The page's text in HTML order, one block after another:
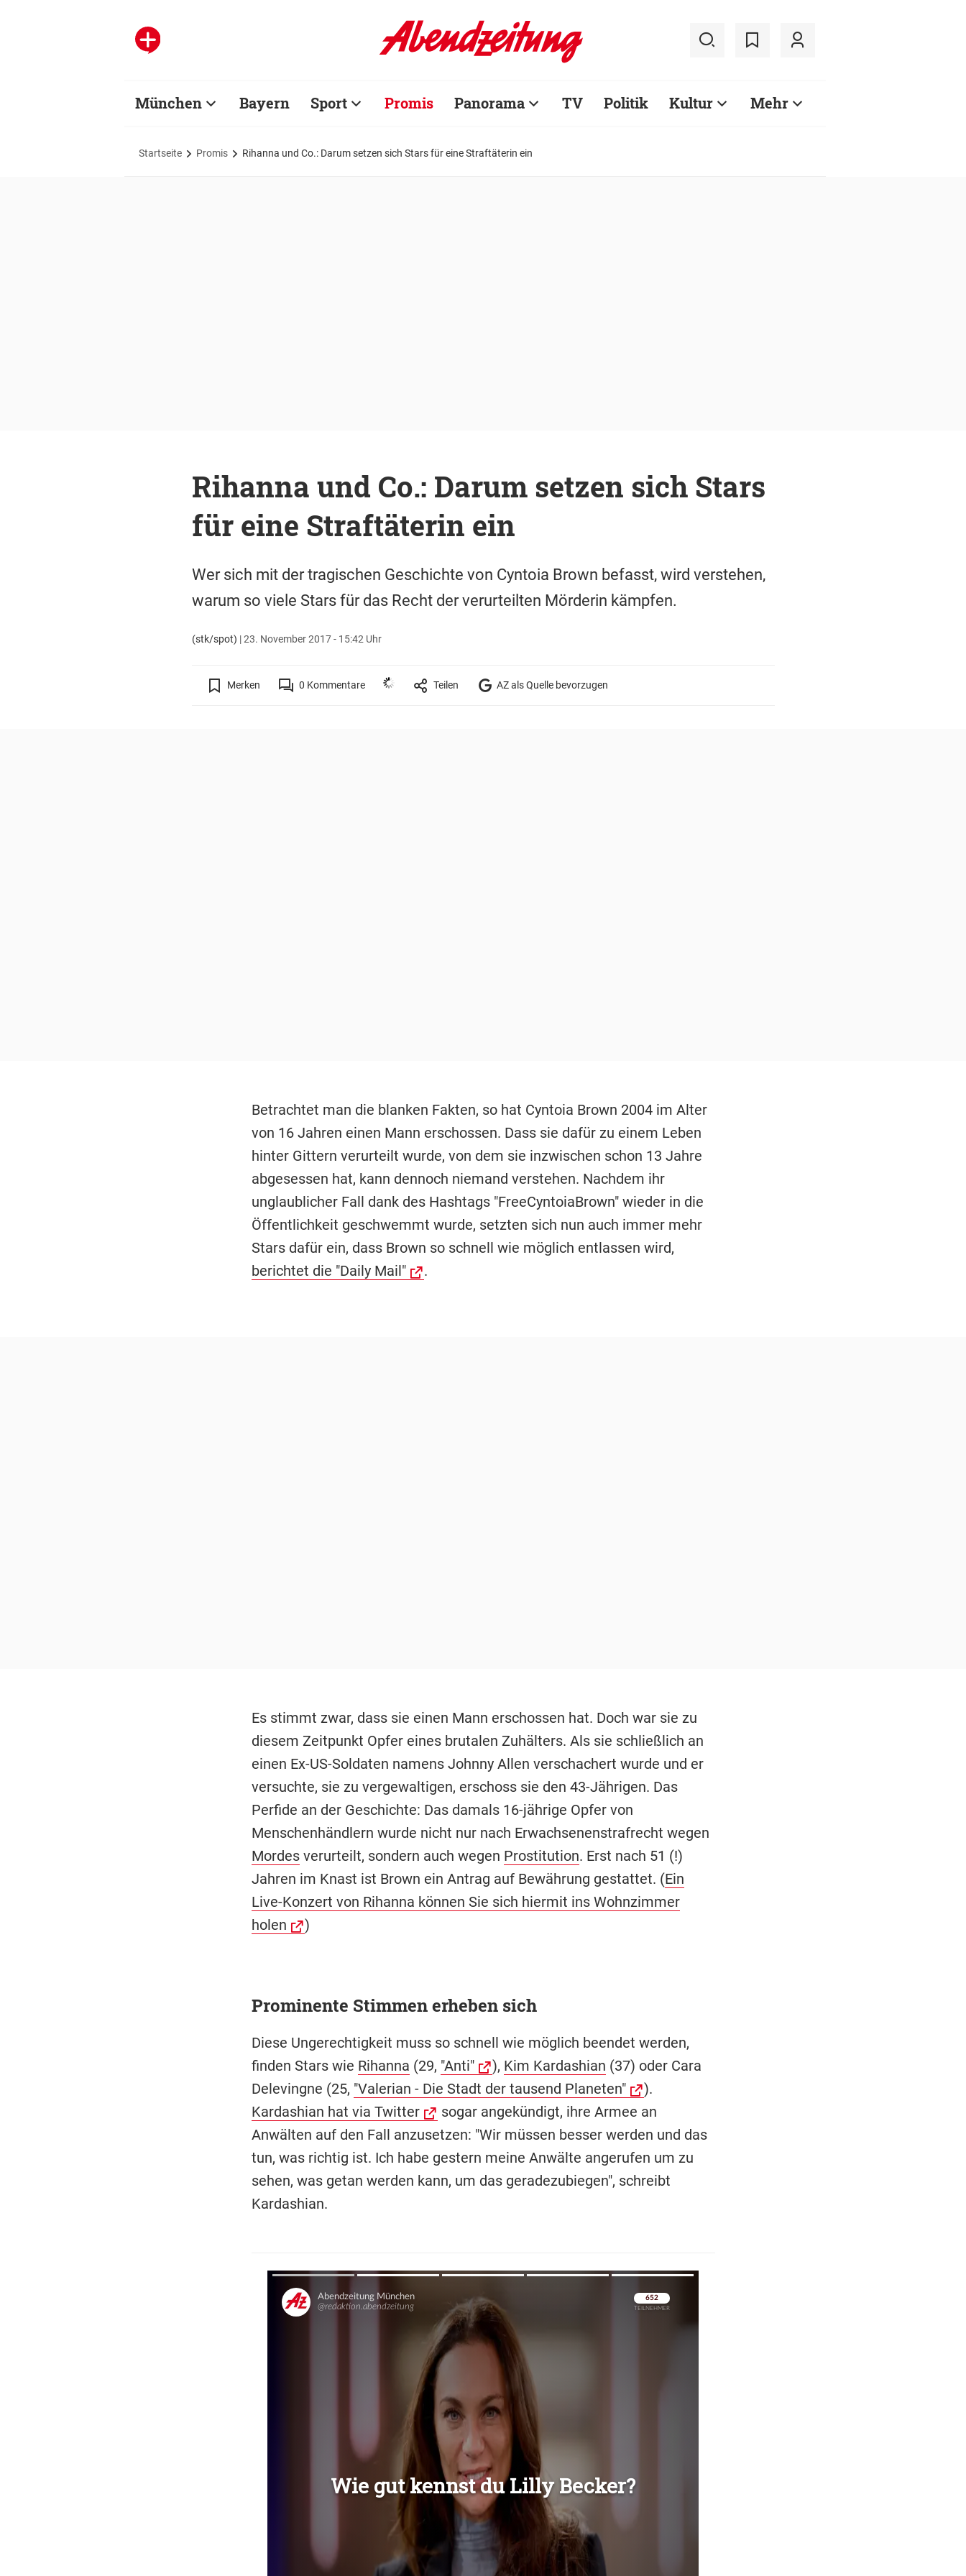
München Bayern Sport Promis Panorama TV Politik Kultur Mehr
Startseite Promis Rihanna und Co.: Darum setzen sich Stars für eine Straftäterin ein
Rihanna und Co.: Darum setzen sich Stars
für eine Straftäterin ein
Wer sich mit der tragischen Geschichte von Cyntoia Brown befasst, wird verstehen,
warum so viele Stars für das Recht der verurteilten Mörderin kämpfen.
(stk/spot) |23. November 2017 - 15:42 Uhr
Merken 0 Kommentare Teilen AZ als Quelle bevorzugen
Betrachtet man die blanken Fakten, so hat Cyntoia Brown 2004 im Alter
von 16 Jahren einen Mann erschossen. Dass sie dafür zu einem Leben
hinter Gittern verurteilt wurde, von dem sie inzwischen schon 13 Jahre
abgesessen hat, kann dennoch niemand verstehen. Nachdem ihr
unglaublicher Fall dank des Hashtags "FreeCyntoiaBrown" wieder in die
Öffentlichkeit geschwemmt wurde, setzten sich nun auch immer mehr
Stars dafür ein, dass Brown so schnell wie möglich entlassen wird,
berichtet die "Daily Mail"
.
Es stimmt zwar, dass sie einen Mann erschossen hat. Doch war sie zu
diesem Zeitpunkt Opfer eines brutalen Zuhälters. Als sie schließlich an
einen Ex-US-Soldaten namens Johnny Allen verschachert wurde und er
versuchte, sie zu vergewaltigen, erschoss sie den 43-Jährigen. Das
Perfide an der Geschichte: Das damals 16-jährige Opfer von
Menschenhändlern wurde nicht nur nach Erwachsenenstrafrecht wegen
Mordesverurteilt, sondern auch wegen Prostitution. Erst nach 51 (!)
Jahren im Knast ist Brown ein Antrag auf Bewährung gestattet. (Ein
Live-Konzert von Rihanna können Sie sich hiermit ins Wohnzimmer
holen
)
Prominente Stimmen erheben sich
Diese Ungerechtigkeit muss so schnell wie möglich beendet werden,
finden Stars wie Rihanna (29, "Anti" ), Kim Kardashian (37) oder Cara
Delevingne (25, "Valerian - Die Stadt der tausend Planeten"
).
Kardashian hat via Twitter
sogar angekündigt, ihre Armee an
Anwälten auf den Fall anzusetzen: "Wir müssen besser werden und das
tun, was richtig ist. Ich habe gestern meine Anwälte angerufen um zu
sehen, was getan werden kann, um das geradezubiegen", schreibt
Kardashian.
Überspringen
Überspringen